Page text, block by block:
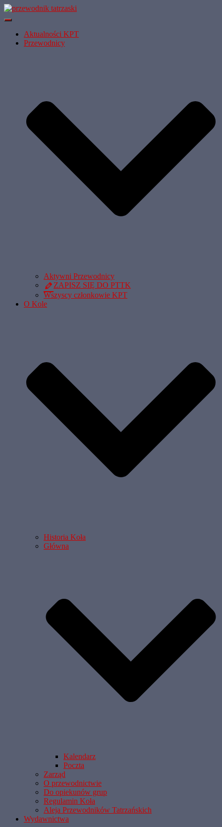
Przełącz
NawigacjęAktualności KPT
Przewodnicy
Aktywni Przewodnicy
ZAPISZ SIĘ DO PTTK
Wszyscy członkowie KPT
O Kole
Historia Koła
Główna
Kalendarz
Poczta
Zarząd
O przewodnictwie
Do opiekunów grup
Regulamin Koła
Aleja Przewodników Tatrzańskich
Wydawnictwa